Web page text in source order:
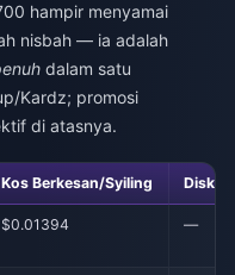
hampir menyamai
nisbah — ia adalah
dalam satu
Kardz; promosi
di atasnya.
Kos Berkesan/Syiling
$0.01394 —